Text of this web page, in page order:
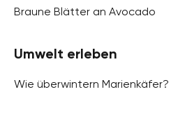
Braune Blätter an Avocado
Umwelt erleben
Wie überwintern Marienkäfer?